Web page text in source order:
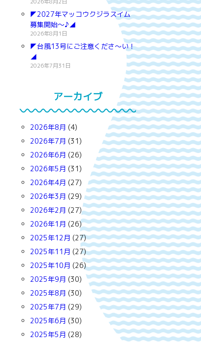
◤2027年マッコウクジラスイム
募集開始～♪◢
2026年8月1日
◤台風13号にご注意くださ～い！
◢
2026年7月31日
アーカイブ
2026年8月 (4)
2026年7月 (31)
2026年6月 (26)
2026年5月 (31)
2026年4月 (27)
2026年3月 (29)
2026年2月 (27)
2026年1月 (26)
2025年12月 (27)
2025年11月 (27)
2025年10月 (26)
2025年9月 (30)
2025年8月 (30)
2025年7月 (29)
2025年6月 (30)
2025年5月 (28)